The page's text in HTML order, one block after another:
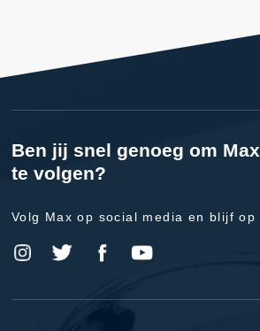
Ben jij snel genoeg om
te volgen?
Volg Max op social media en blijf op